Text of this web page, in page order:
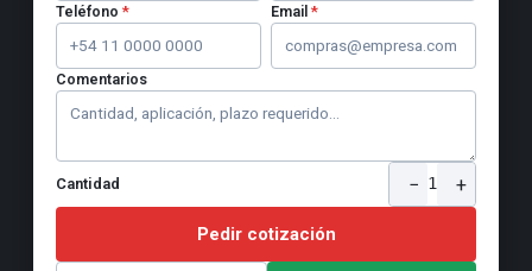
Teléfono * Email *
Comentarios
Cantidad − 1 +
Pedir cotización